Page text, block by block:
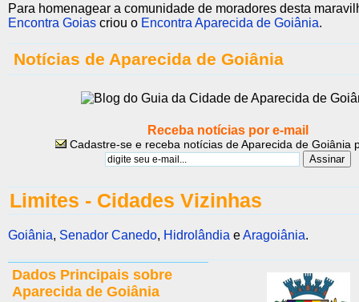
Para homenagear a comunidade de moradores desta
Encontra Goias criou o Encontra Aparecida de Goiânia.
Notícias de Aparecida de Goiânia
Receba notícias por e-mail
Cadastre-se e receba notícias de Aparecida de Goiânia
Limites - Cidades Vizinhas
Goiânia, Senador Canedo, Hidrolândia eAragoiânia.
Dados Principais sobre
Aparecida de Goiânia